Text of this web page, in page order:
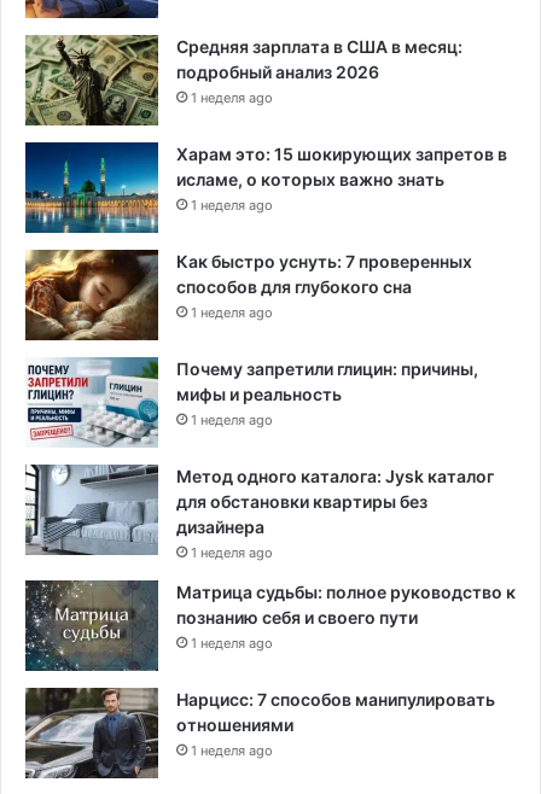
Средняя зарплата в США в месяц:
подробный анализ 2026
1 неделя ago
Харам это: 15 шокирующих запретов в
исламе, о которых важно знать
1 неделя ago
Как быстро уснуть: 7 проверенных
способов для глубокого сна
1 неделя ago
Почему запретили глицин: причины,
мифы и реальность
1 неделя ago
Метод одного каталога: Jysk каталог
для обстановки квартиры без
дизайнера
1 неделя ago
Матрица судьбы: полное руководство к
познанию себя и своего пути
1 неделя ago
Нарцисс: 7 способов манипулировать
отношениями
1 неделя ago